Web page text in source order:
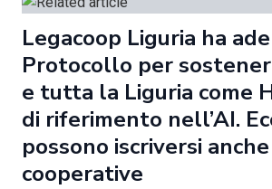
Legacoop Liguria ha
Protocollo per
e tutta la Liguria come
di riferimento nell’AI.
possono iscriversi
cooperative